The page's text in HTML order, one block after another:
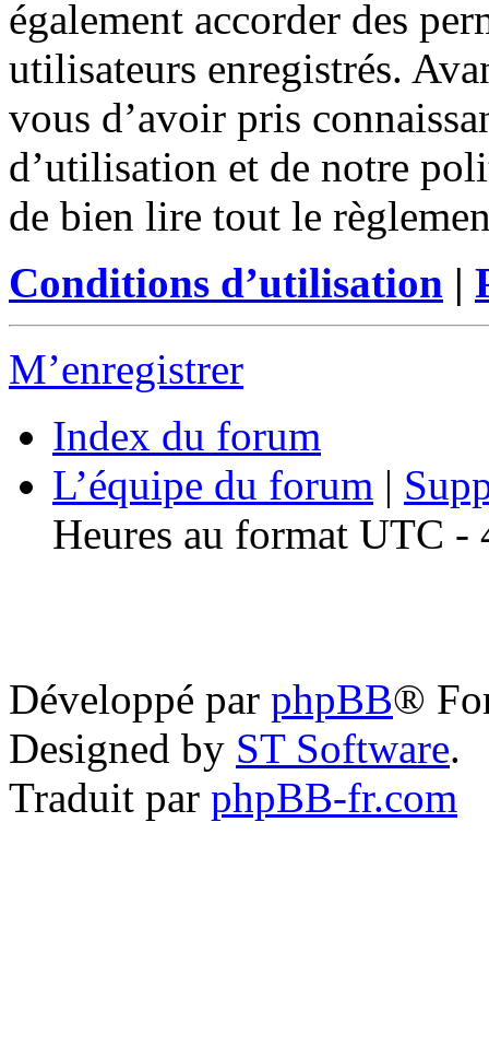
également accorder des
utilisateurs enregistrés.
vous d’avoir pris
d’utilisation et de notre
de bien lire tout le
Conditions d’utilisation |
M’enregistrer
Index du forum
L’équipe du forum |
Heures au format UTC -
Développé par phpBB®
Designed by ST Software.
Traduit par phpBB-fr.com